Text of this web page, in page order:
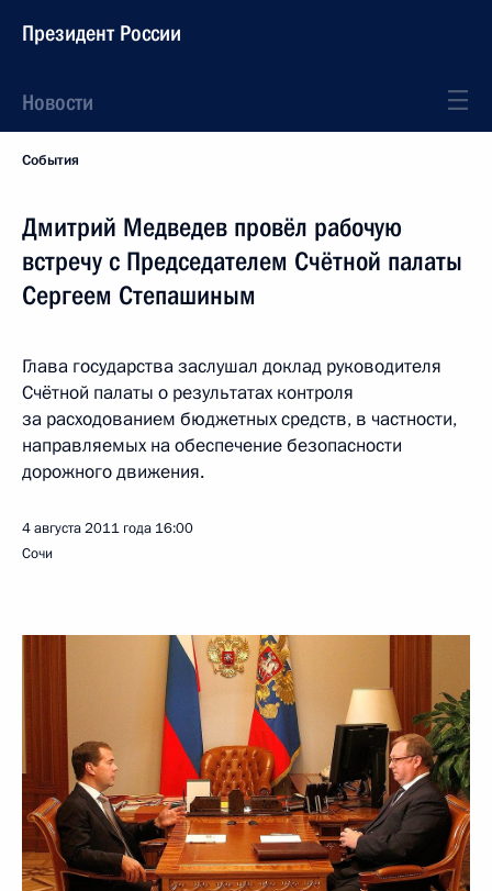
Президент России
Новости
События
Дмитрий Медведев провёл рабочую
встречу с Председателем Счётной палаты
Сергеем Степашиным
Глава государства заслушал доклад руководителя
Счётной палаты о результатах контроля
за расходованием бюджетных средств, в частности,
направляемых на обеспечение безопасности
дорожного движения.
4 августа 2011 года 16:00
Сочи